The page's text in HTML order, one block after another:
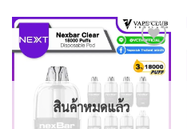
Add
to
wishlist
สินค้าหมดแล้ว